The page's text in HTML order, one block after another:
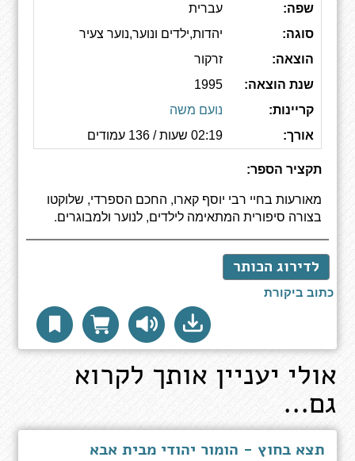
שפה:
עברית
סוגה:
יהדות,ילדים ונוער,נוער צעיר
הוצאה:
זרקור
שנת הוצאה:
1995
קריינות:
נועם משה
אורך:
02:19 שעות / 136 עמודים
תקציר הספר:
מאורעות בחיי רבי יוסף קארו, החכם הספרדי, שלוקטו
בצורה סיפורית המתאימה לילדים, לנוער ולמבוגרים.
לדירוג הכותר
כתוב ביקורת
אולי יעניין אותך לקרוא
גם...
תצא בחוץ - הומור יהודי מבית אבא